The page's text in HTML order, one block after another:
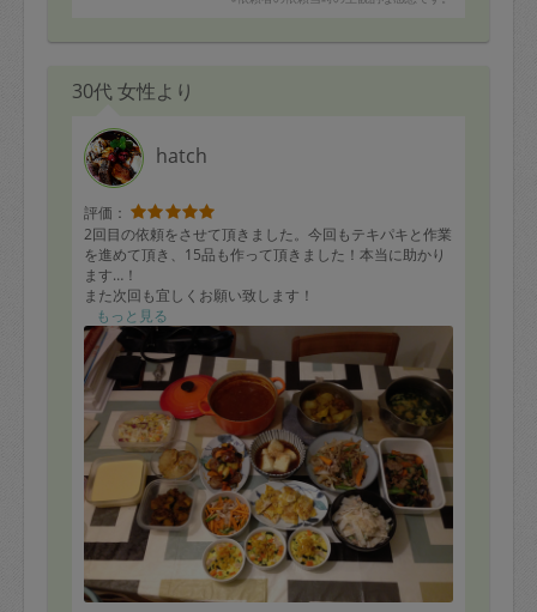
蕪とパプリカと小松菜とベーコンの炒め物
ズッキーニのトマト煮
パンナコッタ
30代 女性より
hatch
評価：
2回目の依頼をさせて頂きました。今回もテキパキと作業
を進めて頂き、15品も作って頂きました！本当に助かり
ます…！
また次回も宜しくお願い致します！
もっと見る